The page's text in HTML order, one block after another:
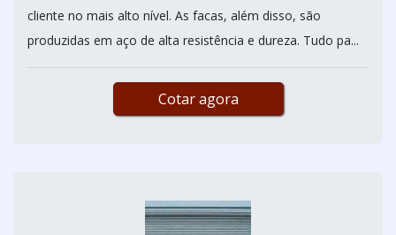
cliente no mais alto nível. As facas, além disso, são
produzidas em aço de alta resistência e dureza. Tudo pa...
Cotar agora